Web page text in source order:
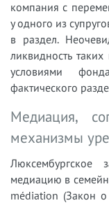
компания с
у одного из
в раздел.
ликвидность
условиями
фактического
Медиация,
механизмы
Люксембургское
медиацию в
médiation (Закон